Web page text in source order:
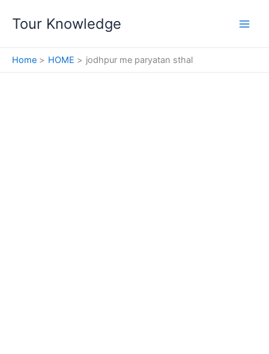
Tour Knowledge
Home HOME jodhpur me paryatan sthal